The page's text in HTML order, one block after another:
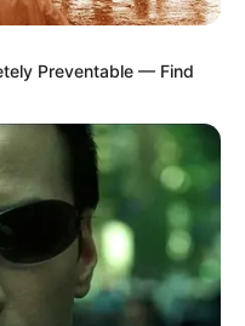
Preventable — Find